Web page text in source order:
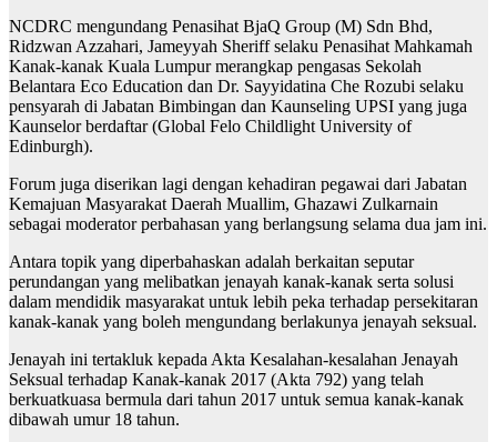
NCDRC mengundang Penasihat BjaQ Group (M) Sdn Bhd,
Ridzwan Azzahari, Jameyyah Sheriff selaku Penasihat Mahkamah
Kanak-kanak Kuala Lumpur merangkap pengasas Sekolah
Belantara Eco Education dan Dr. Sayyidatina Che Rozubi selaku
pensyarah di Jabatan Bimbingan dan Kaunseling UPSI yang juga
Kaunselor berdaftar (Global Felo Childlight University of
Edinburgh).
Forum juga diserikan lagi dengan kehadiran pegawai dari Jabatan
Kemajuan Masyarakat Daerah Muallim, Ghazawi Zulkarnain
sebagai moderator perbahasan yang berlangsung selama dua jam ini.
Antara topik yang diperbahaskan adalah berkaitan seputar
perundangan yang melibatkan jenayah kanak-kanak serta solusi
dalam mendidik masyarakat untuk lebih peka terhadap persekitaran
kanak-kanak yang boleh mengundang berlakunya jenayah seksual.
Jenayah ini tertakluk kepada Akta Kesalahan-kesalahan Jenayah
Seksual terhadap Kanak-kanak 2017 (Akta 792) yang telah
berkuatkuasa bermula dari tahun 2017 untuk semua kanak-kanak
dibawah umur 18 tahun.